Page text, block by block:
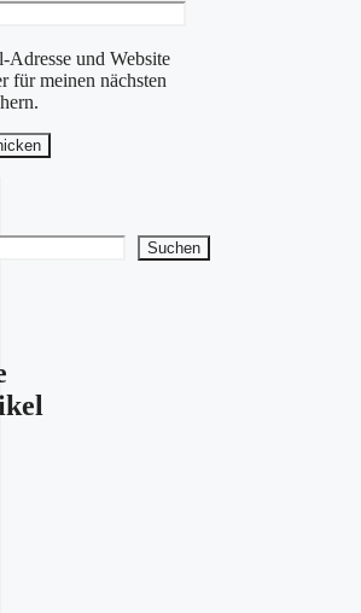
und Website
für meinen nächsten
Suchen